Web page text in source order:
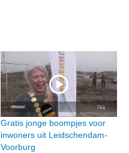
Gratis jonge boompjes voor
inwoners uit Leidschendam-
Voorburg